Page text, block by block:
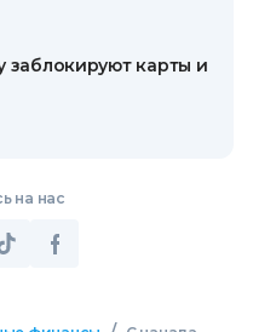
заблокируют карты и
на нас